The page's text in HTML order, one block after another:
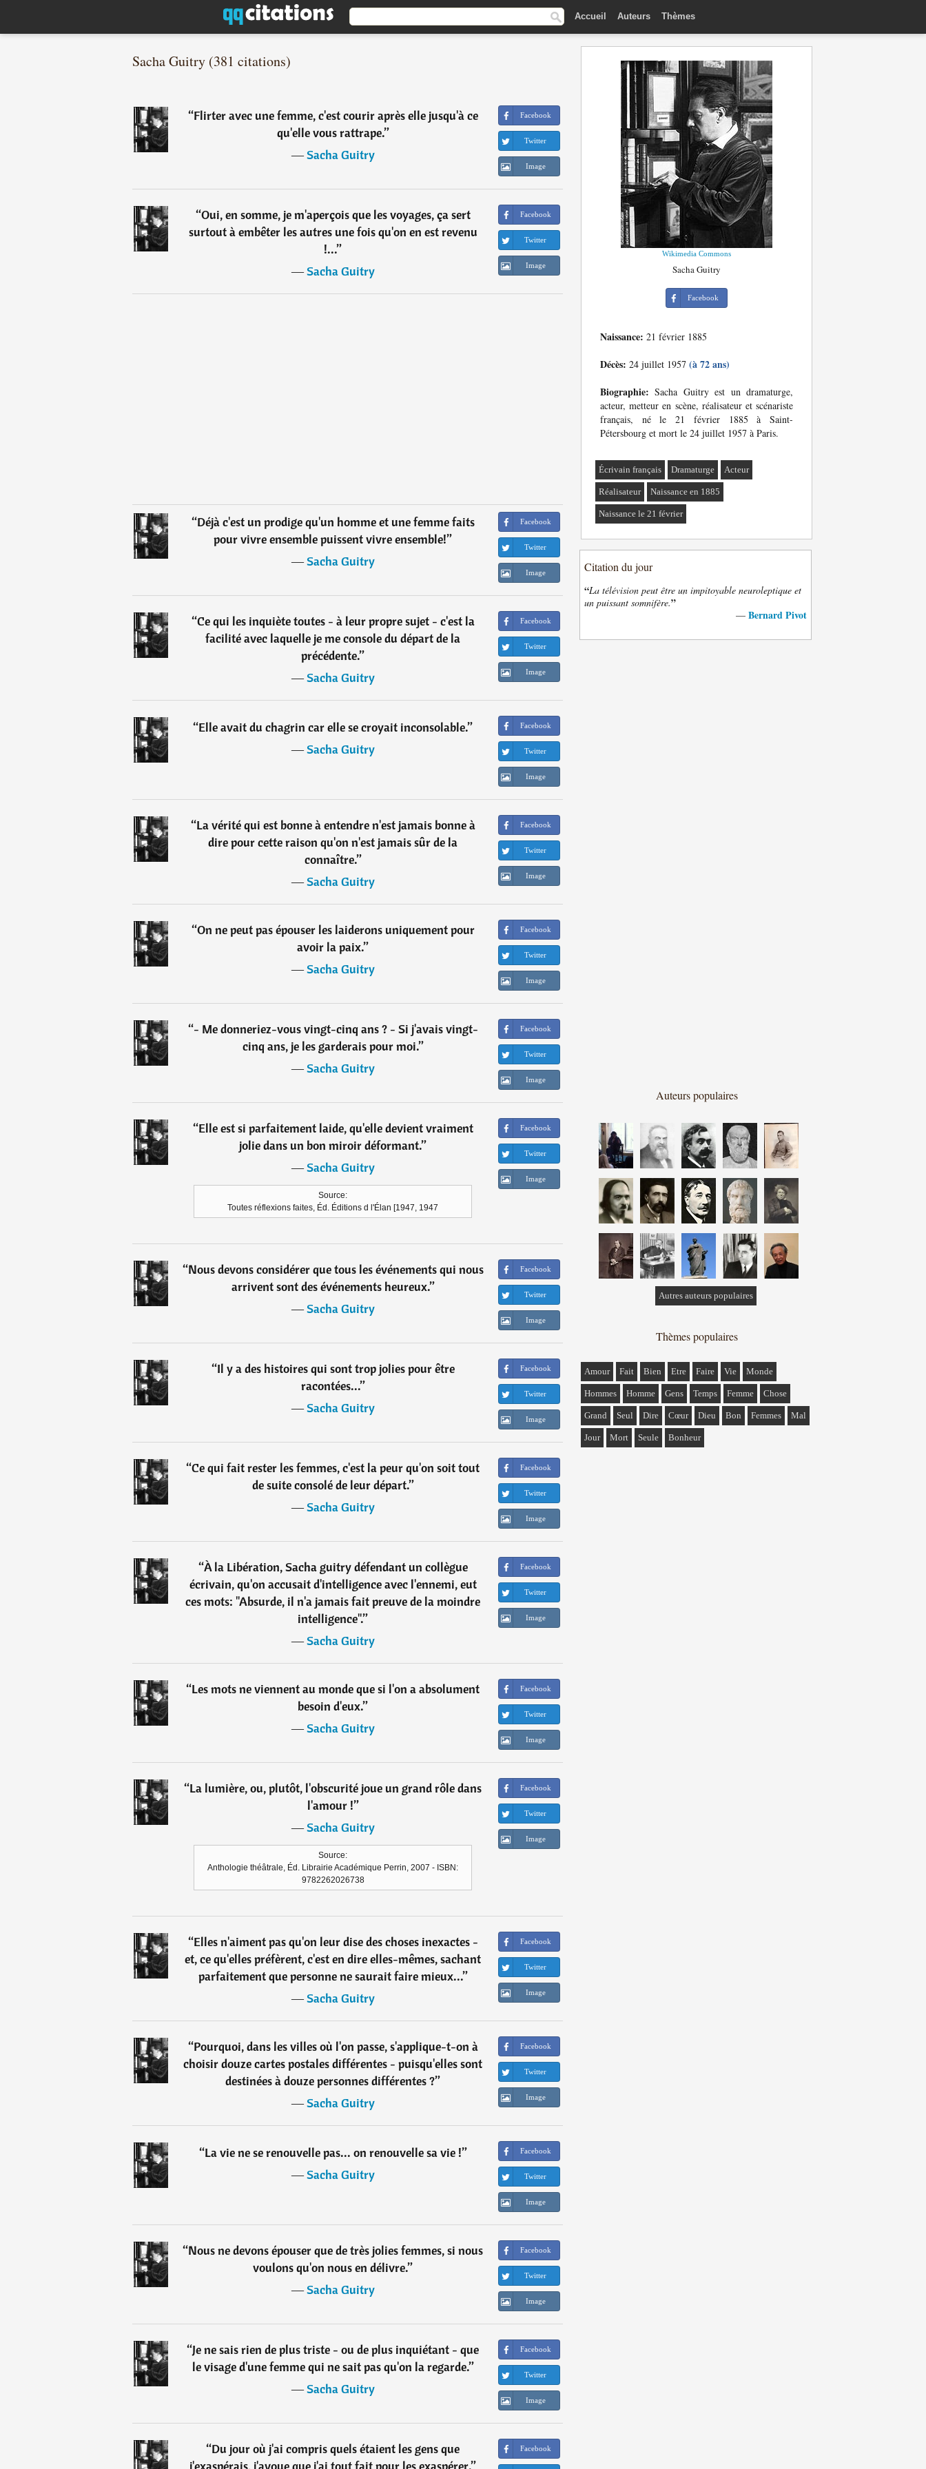
Accueil Auteurs Thèmes
Sacha Guitry (381 citations)
“Flirter avec une femme, c'est courir après elle jusqu'à ce
qu'elle vous rattrape.”
―Sacha Guitry
Facebook
Twitter
Image
“Oui, en somme, je m'aperçois que les voyages, ça sert
surtout à embêter les autres une fois qu'on en est revenu
!...”
―Sacha Guitry
Facebook
Twitter
Image
“Déjà c'est un prodige qu'un homme et une femme faits
pour vivre ensemble puissent vivre ensemble!”
―Sacha Guitry
Facebook
Twitter
Image
“Ce qui les inquiète toutes - à leur propre sujet - c'est la
facilité avec laquelle je me console du départ de la
précédente.”
―Sacha Guitry
Facebook
Twitter
Image
“Elle avait du chagrin car elle se croyait inconsolable.”
―Sacha Guitry
Facebook
Twitter
Image
“La vérité qui est bonne à entendre n'est jamais bonne à
dire pour cette raison qu'on n'est jamais sûr de la
connaître.”
―Sacha Guitry
Facebook
Twitter
Image
“On ne peut pas épouser les laiderons uniquement pour
avoir la paix.”
―Sacha Guitry
Facebook
Twitter
Image
“- Me donneriez-vous vingt-cinq ans ? - Si j'avais vingt-
cinq ans, je les garderais pour moi.”
―Sacha Guitry
Facebook
Twitter
Image
“Elle est si parfaitement laide, qu'elle devient vraiment
jolie dans un bon miroir déformant.”
―Sacha Guitry
Source:
Toutes réflexions faites, Éd. Éditions d l'Élan [1947, 1947
Facebook
Twitter
Image
“Nous devons considérer que tous les événements qui nous
arrivent sont des événements heureux.”
―Sacha Guitry
Facebook
Twitter
Image
“Il y a des histoires qui sont trop jolies pour être
racontées...”
―Sacha Guitry
Facebook
Twitter
Image
“Ce qui fait rester les femmes, c'est la peur qu'on soit tout
de suite consolé de leur départ.”
―Sacha Guitry
Facebook
Twitter
Image
“À la Libération, Sacha guitry défendant un collègue
écrivain, qu'on accusait d'intelligence avec l'ennemi, eut
ces mots: "Absurde, il n'a jamais fait preuve de la moindre
intelligence".”
―Sacha Guitry
Facebook
Twitter
Image
“Les mots ne viennent au monde que si l'on a absolument
besoin d'eux.”
―Sacha Guitry
Facebook
Twitter
Image
“La lumière, ou, plutôt, l'obscurité joue un grand rôle dans
l'amour !”
―Sacha Guitry
Source:
Anthologie théâtrale, Éd. Librairie Académique Perrin, 2007 - ISBN:
9782262026738
Facebook
Twitter
Image
“Elles n'aiment pas qu'on leur dise des choses inexactes -
et, ce qu'elles préfèrent, c'est en dire elles-mêmes, sachant
parfaitement que personne ne saurait faire mieux...”
―Sacha Guitry
Facebook
Twitter
Image
“Pourquoi, dans les villes où l'on passe, s'applique-t-on à
choisir douze cartes postales différentes - puisqu'elles sont
destinées à douze personnes différentes ?”
―Sacha Guitry
Facebook
Twitter
Image
“La vie ne se renouvelle pas... on renouvelle sa vie !”
―Sacha Guitry
Facebook
Twitter
Image
“Nous ne devons épouser que de très jolies femmes, si nous
voulons qu'on nous en délivre.”
―Sacha Guitry
Facebook
Twitter
Image
“Je ne sais rien de plus triste - ou de plus inquiétant - que
le visage d'une femme qui ne sait pas qu'on la regarde.”
―Sacha Guitry
Facebook
Twitter
Image
“Du jour où j'ai compris quels étaient les gens que
Facebook
Wikimedia Commons
Sacha Guitry
Facebook
Naissance: 21 février 1885
Décès: 24 juillet 1957 (à 72 ans)
Biographie: Sacha Guitry est un dramaturge,
acteur, metteur en scène, réalisateur et scénariste
français, né le 21 février 1885 à Saint-
Pétersbourg et mort le 24 juillet 1957 à Paris.
Écrivain français Dramaturge Acteur
Réalisateur Naissance en 1885
Naissance le 21 février
Citation du jour
“La télévision peut être un impitoyable neuroleptique et
un puissant somnifère.”
— Bernard Pivot
Auteurs populaires
Autres auteurs populaires
Thèmes populaires
Amour Fait Bien Etre Faire Vie Monde
Hommes Homme Gens Temps Femme Chose
Grand Seul Dire Cœur Dieu Bon Femmes Mal
Jour Mort Seule Bonheur